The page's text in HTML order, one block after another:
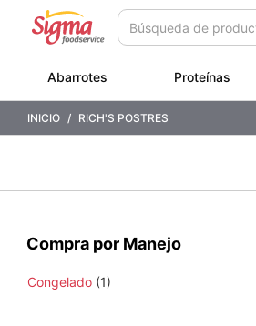
contenido
navegaciónAbarrotes Proteínas
INICIO RICH'S POSTRES
Compra por Manejo
Congelado (1)